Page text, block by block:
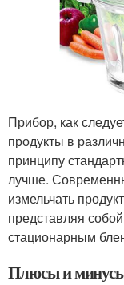
Прибор, как
продукты в
принципу
лучше.
измельчать
представляя
стационарным
Плюсы и